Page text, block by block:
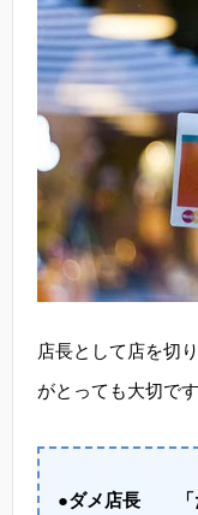
店長として店を切
がとっても大切です
●ダメ店長 「